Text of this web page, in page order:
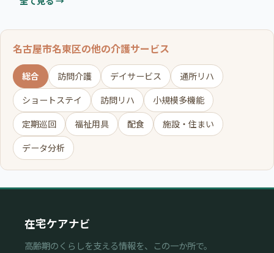
名古屋市名東区の他の介護サービス
総合 訪問介護 デイサービス
通所リハ
ショートステイ
訪問リハ
小規模多機能
定期巡回
福祉用具 配食
施設・住まい
データ分析
在宅ケアナビ
高齢期のくらしを支える情報を、この一か所で。